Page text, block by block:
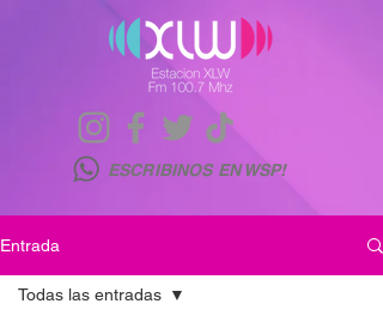
ESCRIBINOS EN WSP!
Entrada
Todas las entradas